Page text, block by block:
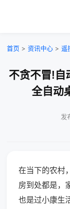
首页 > 资讯中心 > 遥
不贪不冒!自
全自动
发
在当下的农村
房到处都是，
也是过小康生